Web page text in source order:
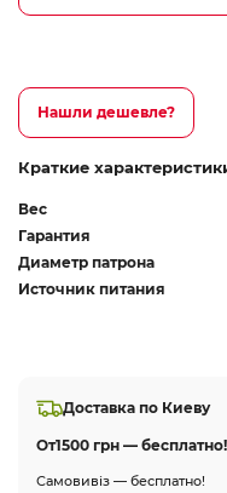
Нашли дешевле?
Краткие
Вес
Гарантия
Диаметр патрона
Источник питания
Доставка по Киеву
От1500 грн — бесплатно!
Самовивіз — бесплатно!